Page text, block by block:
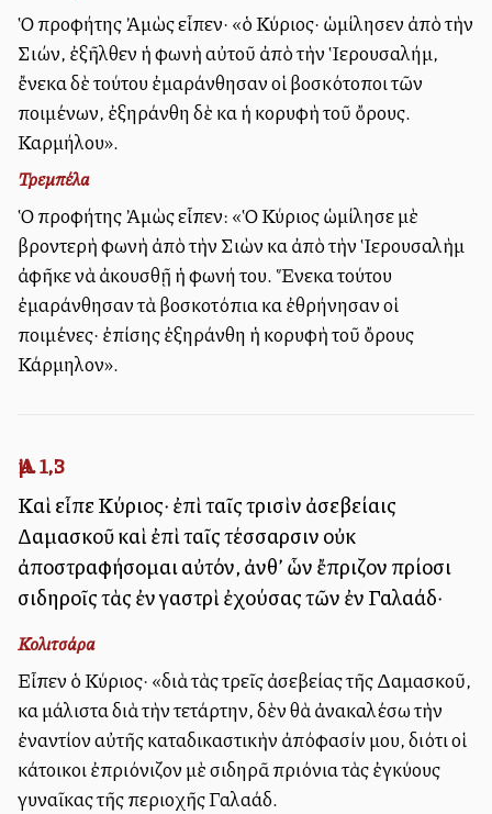
Ὁ προφήτης Ἀμὼς εἶπεν· «ὁ Κύριος· ὡμίλησεν ἀπὸ τὴν
Σιών, ἐξῆλθεν ἡ φωνὴ αὐτοῦ ἀπὸ τὴν Ἱερουσαλήμ,
ἔνεκα δὲ τούτου ἐμαράνθησαν οἱ βοσκότοποι τῶν
ποιμένων, ἐξηράνθη δὲ καὶ ἡ κορυφὴ τοῦ ὄρους.
Καρμήλου».
Τρεμπέλα
Ὁ προφήτης Ἀμὼς εἶπεν: «Ὁ Κύριος ὡμίλησε μὲ
βροντερὴ φωνὴ ἀπὸ τὴν Σιὼν καὶ ἀπὸ τὴν Ἱερουσαλὴμ
ἀφῆκε νὰ ἀκουσθῇ ἡ φωνή του. Ἕνεκα τούτου
ἐμαράνθησαν τὰ βοσκοτόπια καὶ ἐθρήνησαν οἱ
ποιμένες· ἐπίσης ἐξηράνθη ἡ κορυφὴ τοῦ ὄρους
Κάρμηλον».
Ἀμ. 1,3
Καὶ εἶπε Κύριος· ἐπὶ ταῖς τρισὶν ἀσεβείαις
Δαμασκοῦ καὶ ἐπὶ ταῖς τέσσαρσιν οὐκ
ἀποστραφήσομαι αὐτόν, ἀνθ’ ὧν ἔπριζον πρίοσι
σιδηροῖς τὰς ἐν γαστρὶ ἐχούσας τῶν ἐν Γαλαάδ·
Κολιτσάρα
Εἶπεν ὁ Κύριος· «διὰ τὰς τρεῖς ἀσεβείας τῆς Δαμασκοῦ,
καὶ μάλιστα διὰ τὴν τετάρτην, δὲν θὰ ἀνακαλέσω τὴν
ἐναντίον αὐτῆς καταδικαστικὴν ἀπόφασίν μου, διότι οἱ
κάτοικοι ἐπριόνιζον μὲ σιδηρᾶ πριόνια τὰς ἐγκύους
γυναῖκας τῆς περιοχῆς Γαλαάδ.